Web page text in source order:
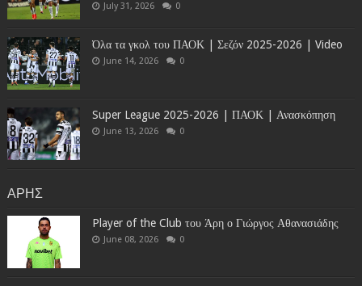
July 31, 2026 0
Όλα τα γκολ του ΠΑΟΚ | Σεζόν 2025-2026 | Video
June 14, 2026 0
Super League 2025-2026 | ΠΑΟΚ | Ανασκόπηση
June 13, 2026 0
ΑΡΗΣ
Player of the Club του Άρη ο Γιώργος Αθανασιάδης
June 08, 2026 0